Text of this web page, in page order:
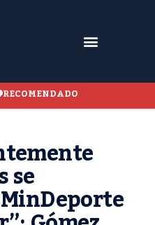
RECOMENDADO
se